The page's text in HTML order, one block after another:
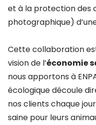
et à la protection des
photographique)
Cette collaboration
vision de l’économie
nous apportons à
écologique découle
nos clients chaque
saine pour leurs